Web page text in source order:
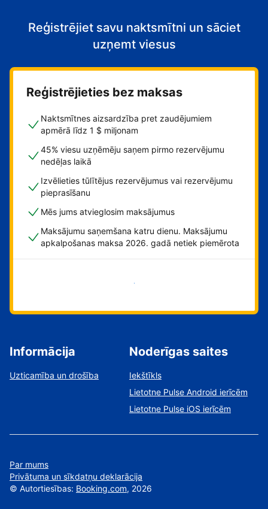
Reģistrējiet savu naktsmītni un sāciet
uzņemt viesus
Reģistrējieties bez maksas
Naktsmītnes aizsardzība pret zaudējumiem
apmērā līdz 1 $ miljonam
45% viesu uzņēmēju saņem pirmo rezervējumu
nedēļas laikā
Izvēlieties tūlītējus rezervējumus vai rezervējumu
pieprasīšanu
Mēs jums atvieglosim maksājumus
Maksājumu saņemšana katru dienu. Maksājumu
apkalpošanas maksa 2026. gadā netiek piemērota
Sāciet tūlīt!
Informācija
Uzticamība un drošība
Noderīgas saites
Iekštīkls
Lietotne Pulse Android ierīcēm
Lietotne Pulse iOS ierīcēm
Par mums
Privātuma un sīkdatņu deklarācija
© Autortiesības: Booking.com, 2026